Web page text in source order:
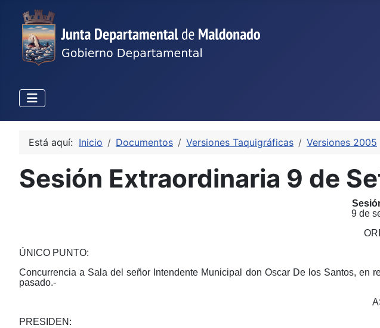
Está aquí: Inicio Documentos Versiones Taquigráficas Versiones 2005
Sesión Extraordinaria 9 de
9 de
ÚNICO PUNTO:
Concurrencia a Sala del señor Intendente Municipal don Oscar De los Santos,
pasado.-
PRESIDEN: